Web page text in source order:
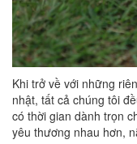
Khi trở về với những
nhật, tất cả chúng tôi
có thời gian dành trọn
yêu thương nhau hơn,